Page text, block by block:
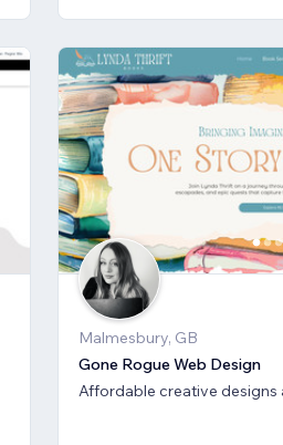
Malmesbury, GB
Gone Rogue Web Design
Affordable creative designs